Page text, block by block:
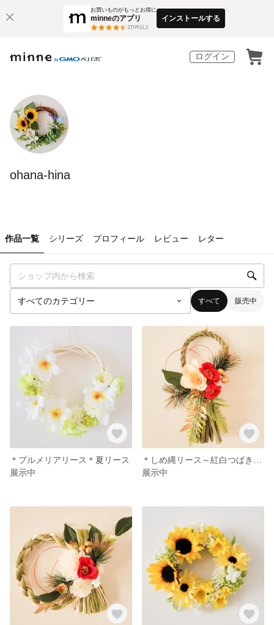
お買いものがもっとお得に
minneのアプリ
3万件以上
インストールする
ログイン
ohana-hina
作品一覧 シリーズ プロフィール レビュー レター
すべて 販売中
＊プルメリアリース＊夏リース
展示中
展示中